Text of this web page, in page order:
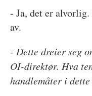
- Ja, det er
av.
- Dette dreier seg
OI-direktør. Hva
handlemåter i